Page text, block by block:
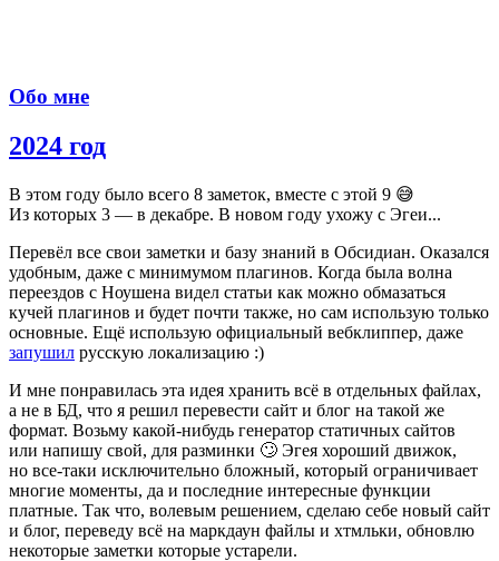
Обо мне
2024 год
В этом году было всего 8 заметок, вместе с этой 9 😅
Из которых 3 — в декабре. В новом году ухожу с Эгеи...
Перевёл все свои заметки и базу знаний в Обсидиан. Оказался
удобным, даже с минимумом плагинов. Когда была волна
переездов с Ноушена видел статьи как можно обмазаться
кучей плагинов и будет почти также, но сам использую только
основные. Ещё использую официальный вебклиппер, даже
запушил русскую локализацию :)
И мне понравилась эта идея хранить всё в отдельных файлах,
а не в БД, что я решил перевести сайт и блог на такой же
формат. Возьму какой-нибудь генератор статичных сайтов
или напишу свой, для разминки 🙄 Эгея хороший движок,
но все-таки исключительно бложный, который ограничивает
многие моменты, да и последние интересные функции
платные. Так что, волевым решением, сделаю себе новый сайт
и блог, переведу всё на маркдаун файлы и хтмльки, обновлю
некоторые заметки которые устарели.